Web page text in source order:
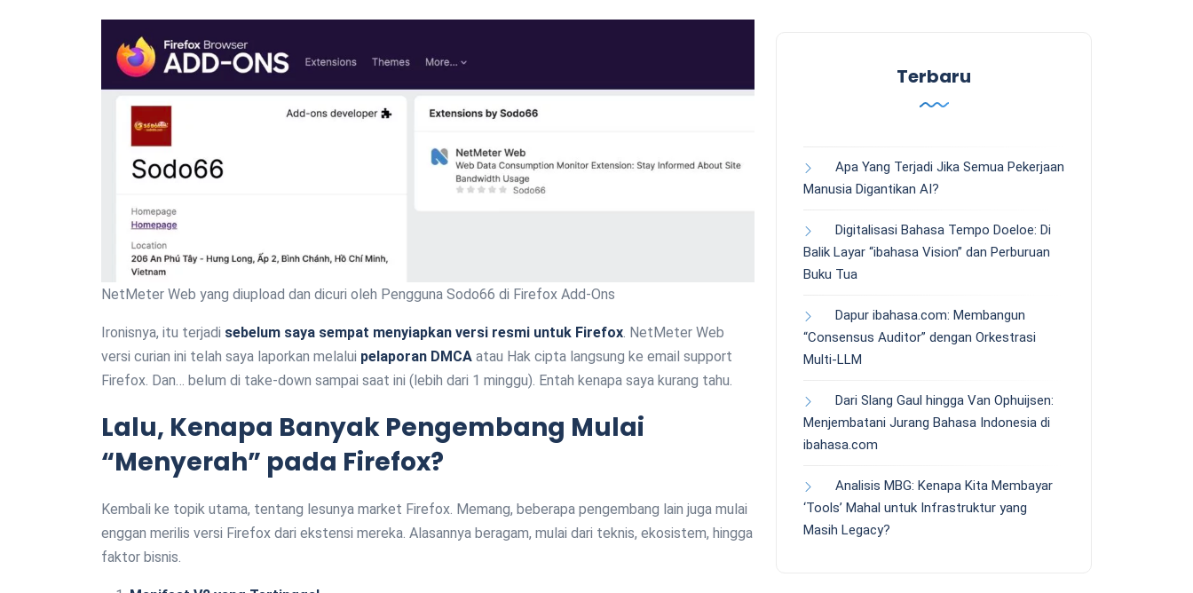
NetMeter Web yang diupload dan dicuri oleh Pengguna Sodo66 di Firefox Add-Ons
Ironisnya, itu terjadi sebelum saya sempat menyiapkan versi resmi untuk Firefox. NetMeter Web
versi curian ini telah saya laporkan melalui pelaporan DMCA atau Hak cipta langsung ke email support
Firefox. Dan… belum di take-down sampai saat ini (lebih dari 1 minggu). Entah kenapa saya kurang tahu.
Lalu, Kenapa Banyak Pengembang Mulai
“Menyerah” pada Firefox?
Kembali ke topik utama, tentang lesunya market Firefox. Memang, beberapa pengembang lain juga mulai
enggan merilis versi Firefox dari ekstensi mereka. Alasannya beragam, mulai dari teknis, ekosistem, hingga
faktor bisnis.
Terbaru
Apa Yang Terjadi Jika Semua Pekerjaan
Manusia Digantikan AI?
Digitalisasi Bahasa Tempo Doeloe: Di
Balik Layar “ibahasa Vision” dan Perburuan
Buku Tua
Dapur ibahasa.com: Membangun
“Consensus Auditor” dengan Orkestrasi
Multi-LLM
Dari Slang Gaul hingga Van Ophuijsen:
Menjembatani Jurang Bahasa Indonesia di
ibahasa.com
Analisis MBG: Kenapa Kita Membayar
‘Tools’ Mahal untuk Infrastruktur yang
Masih Legacy?